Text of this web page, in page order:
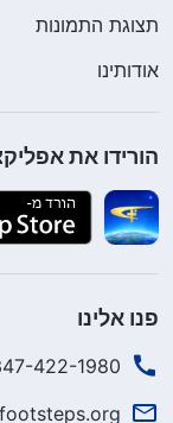
תצוגת התמונות
אודותינו
הורידו את
פנו אלינו
422-1980+